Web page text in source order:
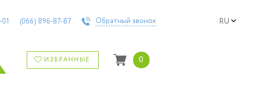
(066) 896-87-87 Обратный звонок RU
ИЗБРАННЫЕ 0